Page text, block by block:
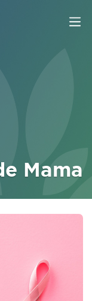
Mama